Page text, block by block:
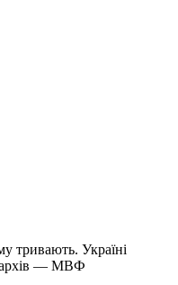
тривають. Україні
— МВФ